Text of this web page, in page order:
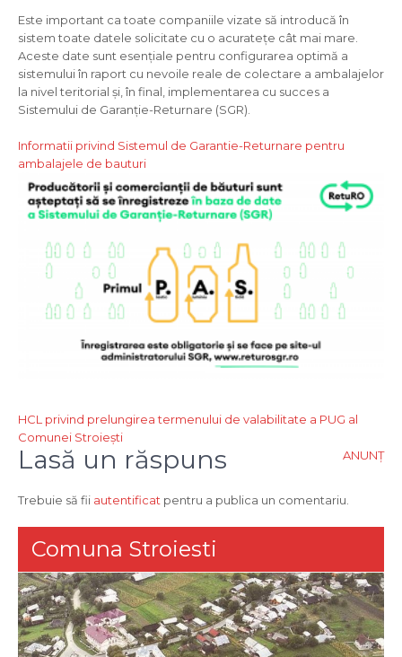
Este important ca toate companiile vizate să introducă în
sistem toate datele solicitate cu o acuratețe cât mai mare.
Aceste date sunt esențiale pentru configurarea optimă a
sistemului în raport cu nevoile reale de colectare a ambalajelor
la nivel teritorial și, în final, implementarea cu succes a
Sistemului de Garanție-Returnare (SGR).
Informatii privind Sistemul de Garantie-Returnare pentru
ambalajele de bauturi
Navigare
în
articole
HCL privind prelungirea termenului de valabilitate a PUG al
Comunei Stroiești
ANUNȚ
Lasă un răspuns
Trebuie să fii autentificat pentru a publica un comentariu.
Comuna Stroiesti